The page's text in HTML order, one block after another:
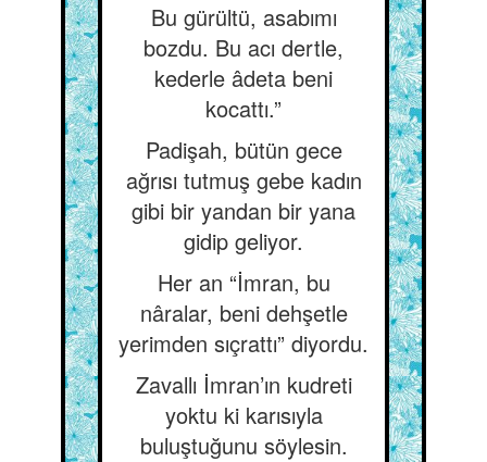
Bu gürültü, asabımı
bozdu. Bu acı dertle,
kederle âdeta beni
kocattı.”
Padişah, bütün gece
ağrısı tutmuş gebe kadın
gibi bir yandan bir yana
gidip geliyor.
Her an “İmran, bu
nâralar, beni dehşetle
yerimden sıçrattı” diyordu.
Zavallı İmran’ın kudreti
yoktu ki karısıyla
buluştuğunu söylesin.